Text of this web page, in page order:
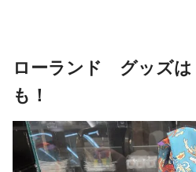
ローランド グッズは
も！